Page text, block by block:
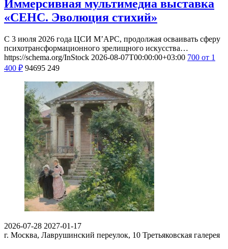
Иммерсивная мультимедиа выставка
«СЕНС. Эволюция стихий»
С 3 июля 2026 года ЦСИ М’АРС, продолжая осваивать сферу
психотрансформационного зрелищного искусства…
https://schema.org/InStock 2026-08-07T00:00:00+03:00 700 от 1
400 ₽ 94695 249
2026-07-28 2027-01-17
г. Москва, Лаврушинский переулок, 10 Третьяковская галерея